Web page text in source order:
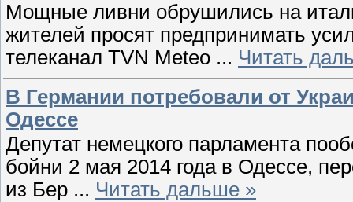
Мощные ливни обрушились на
жителей просят предпринимать
телеканал TVN Meteo ... Читать
В Германии потребовали от
Одессе
Депутат немецкого парламента
бойни 2 мая 2014 года в Одессе,
из Бер ... Читать дальше »